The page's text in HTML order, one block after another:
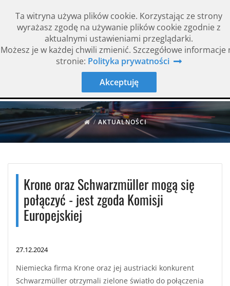
Rok założenia 1994 ISO 9001
/AKTUALNOŚCI
Krone oraz Schwarzmüller mogą się
połączyć - jest zgoda Komisji
Europejskiej
27.12.2024
Niemiecka firma Krone oraz jej austriacki konkurent
Schwarzmüller otrzymali zielone światło do połączenia
Ta witryna używa plików cookie. Korzystając ze strony
wyrażasz zgodę na używanie plików cookie zgodnie z
aktualnymi ustawieniami przeglądarki.
Możesz je w każdej chwili zmienić. Szczegółowe informacje
stronie: Polityka prywatności
Akceptuję